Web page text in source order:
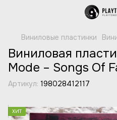
Виниловые пластинки
Виниловая
Mode – Songs Of
Артикул: 198028412117
ХИТ